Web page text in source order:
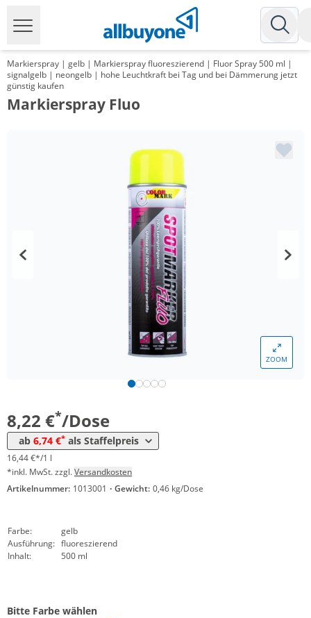
Markierspray | gelb | Markierspray fluoreszierend | Fluor Spray 500 ml |
signalgelb | neongelb | hohe Leuchtkraft bei Tag und bei Dämmerung jetzt
günstig kaufen
Markierspray Fluo
ZOOM
8,22 €*/Dose
ab 6,74 €* als Staffelpreis
Preis
7,54 €
16,44 €*/1 l
*inkl. MwSt. zzgl.Versandkosten
Artikelnummer: 1013001 · Gewicht: 0,46 kg/Dose
Farbe:
gelb
Ausführung: fluoreszierend
Inhalt:
500 ml
Bitte Farbe wählen